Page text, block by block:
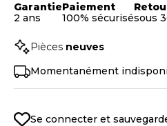
Garantie
2 ans
Paiement
100% sécurisésous
Pièces neuves
Momentanément
Se connecter et